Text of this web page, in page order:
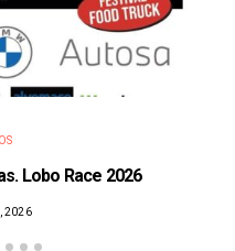
Lobo Race 2026
2026